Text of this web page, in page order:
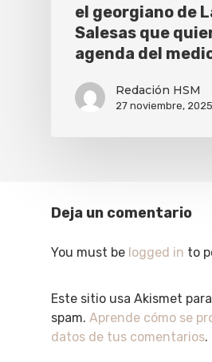
el georgiano de
Salesas que
agenda del
Redación HSM
27 noviembre, 2025
Deja un comentario
You must be logged in to
Este sitio usa Akismet
spam. Aprende cómo se
datos de tus comentarios.